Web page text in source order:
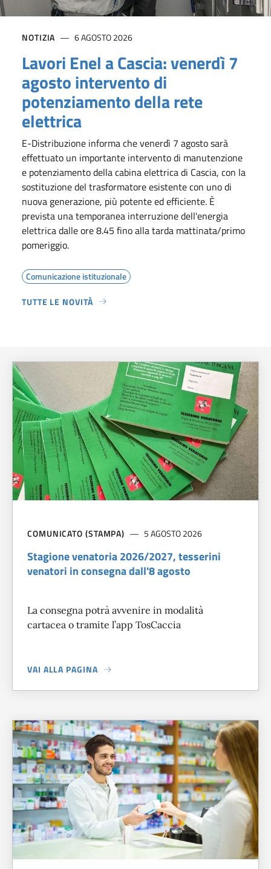
NOTIZIA 6 AGOSTO 2026
Lavori Enel a Cascia: venerdì 7
agosto intervento di
potenziamento della rete
elettrica
E-Distribuzione informa che venerdì 7 agosto sarà
effettuato un importante intervento di manutenzione
e potenziamento della cabina elettrica di Cascia, con la
sostituzione del trasformatore esistente con uno di
nuova generazione, più potente ed efficiente. È
prevista una temporanea interruzione dell'energia
elettrica dalle ore 8.45 fino alla tarda mattinata/primo
pomeriggio.
Comunicazione istituzionale
TUTTE LE NOVITÀ
COMUNICATO (STAMPA) 5 AGOSTO 2026
Stagione venatoria 2026/2027, tesserini
venatori in consegna dall'8 agosto
La consegna potrà avvenire in modalità
cartacea o tramite l’app TosCaccia
VAI ALLA PAGINA
A PROPOSITO DISTAGIONE VENATORIA 2026/2027,